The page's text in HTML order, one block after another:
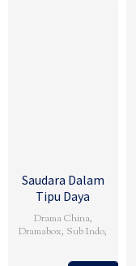
Saudara Dalam
Tipu Daya
Drama China,
Dramabox, Sub Indo,